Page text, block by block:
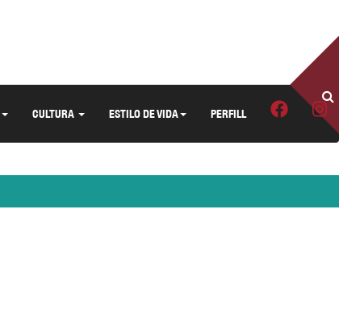
CULTURA ESTILO DE VIDA PERFILL